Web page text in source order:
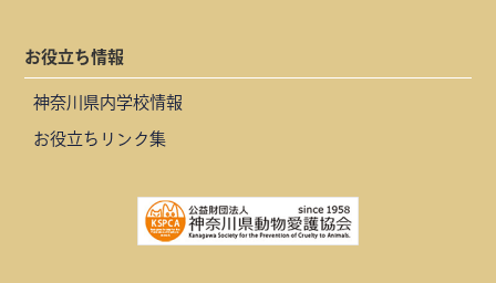
お役立ち情報
神奈川県内学校情報
お役立ちリンク集